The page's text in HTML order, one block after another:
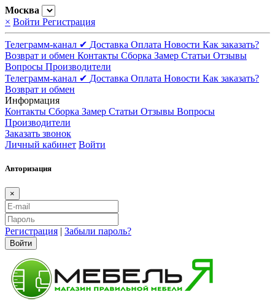
Москва
× Войти Регистрация
Телеграмм-канал ✔ Доставка Оплата Новости Как заказать?
Возврат и обмен Контакты Сборка Замер Статьи Отзывы
Вопросы Производители
Телеграмм-канал ✔ Доставка Оплата Новости Как заказать?
Возврат и обмен
Информация
Контакты Сборка Замер Статьи Отзывы Вопросы
Производители
Заказать звонок
Личный кабинет Войти
Авторизация
×
Регистрация | Забыли пароль?
Войти